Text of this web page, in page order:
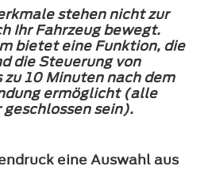
stehen nicht zur
Ihr Fahrzeug bewegt.
bietet eine Funktion, die
die Steuerung von
10 Minuten nach dem
ermöglicht (alle
sein).
eine Auswahl aus